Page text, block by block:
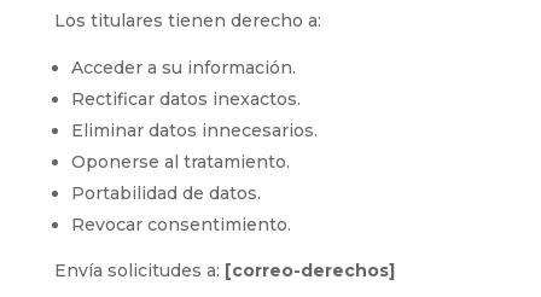
Los titulares tienen derecho a:
Acceder a su información.
Rectificar datos inexactos.
Eliminar datos innecesarios.
Oponerse al tratamiento.
Portabilidad de datos.
Revocar consentimiento.
Envía solicitudes a: [correo-derechos]